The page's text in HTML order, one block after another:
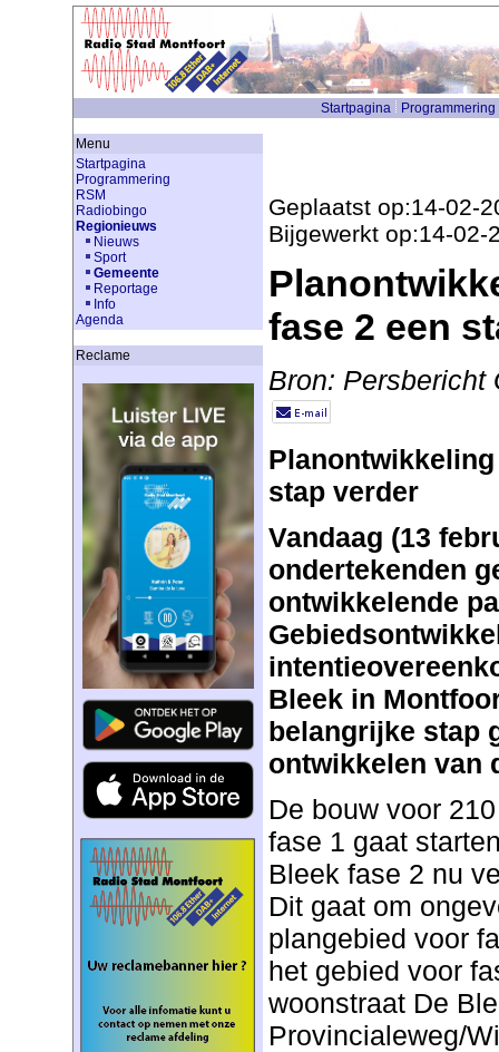
Startpagina Programmering
Menu
Startpagina
Programmering
RSM
Radiobingo
Regionieuws
Nieuws
Sport
Gemeente
Reportage
Info
Agenda
Reclame
Geplaatst op:14-02-
Bijgewerkt op:14-02-
fase 2 een
Bron: Persbericht
stap verder
Vandaag (13
ondertekenden
ontwikkelende
Bleek in
belangrijke stap
ontwikkelen van
De bouw voor
fase 1 gaat
Bleek fase 2 nu
Dit gaat om
plangebied voor
het gebied voor
woonstraat De
Provincialeweg/